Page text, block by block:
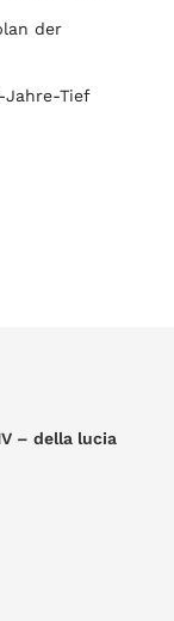
der
Jahre-Tief
– della lucia